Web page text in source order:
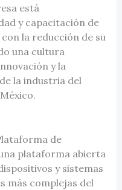
está
y capacitación de
la reducción de su
una cultura
y la
la industria del
de
plataforma abierta
y sistemas
más complejas del